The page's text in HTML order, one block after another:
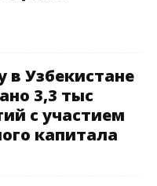
в Узбекистане
3,3 тыс
с участием
капитала